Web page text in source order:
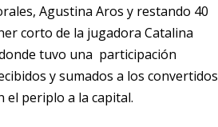
Agustina Aros y restando 40
corto de la jugadora Catalina
tuvo una participación
y sumados a los convertidos
periplo a la capital.